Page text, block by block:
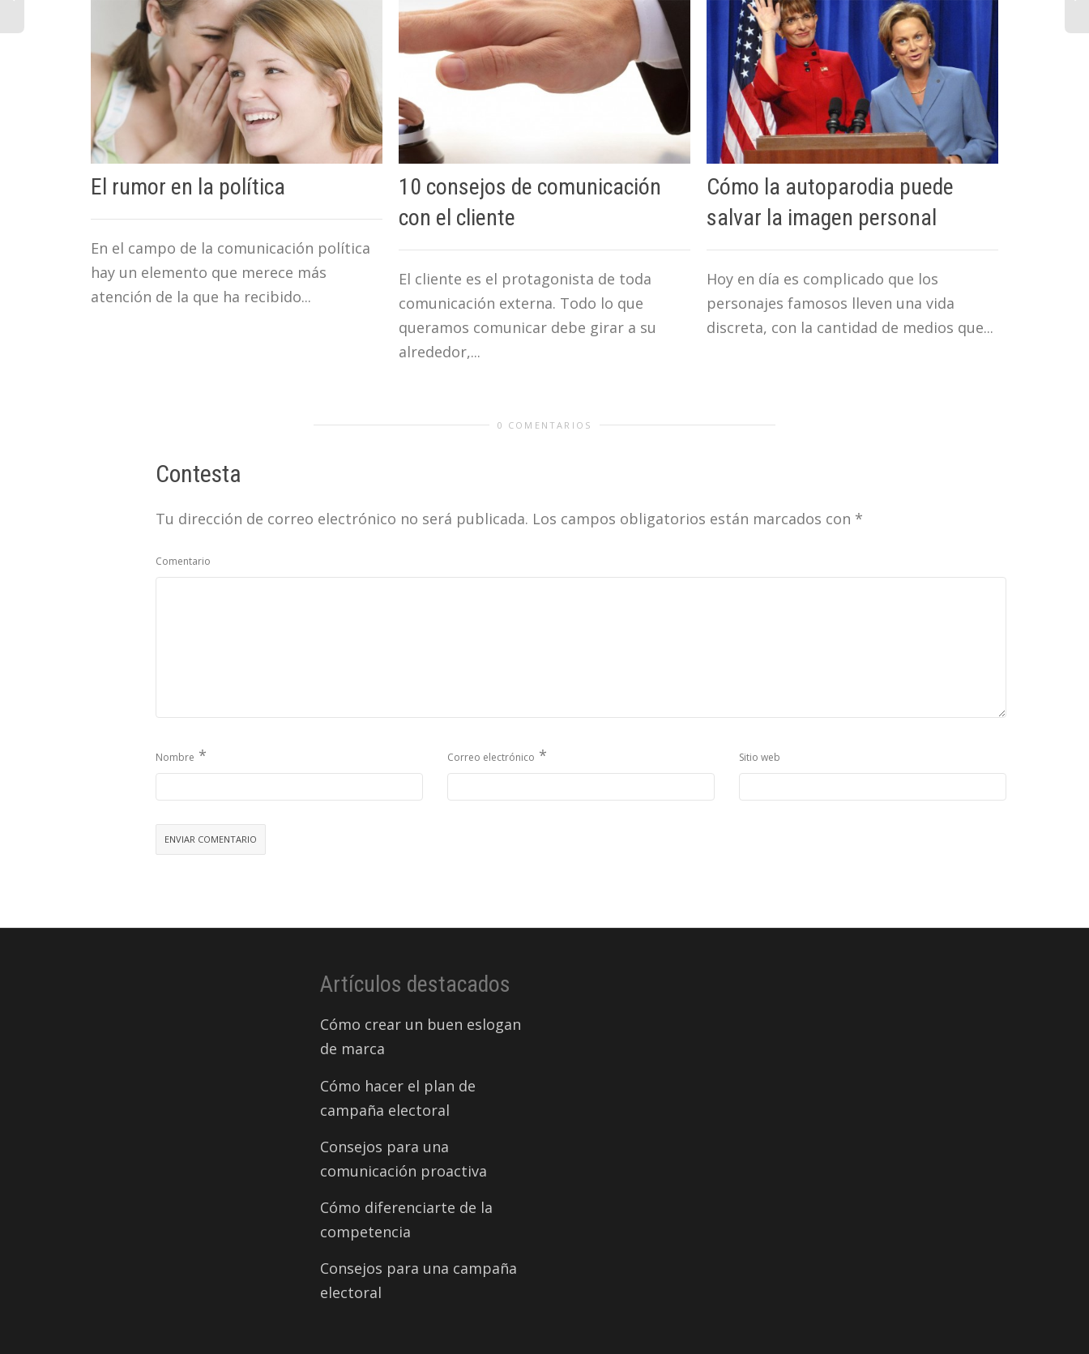
El rumor en la política
En el campo de la comunicación política
hay un elemento que merece más
atención de la que ha recibido...
10 consejos de comunicación
con el cliente
El cliente es el protagonista de toda
comunicación externa. Todo lo que
queramos comunicar debe girar a su
alrededor,...
Cómo la autoparodia puede
salvar la imagen personal
Hoy en día es complicado que los
personajes famosos lleven una vida
discreta, con la cantidad de medios que...
0 COMENTARIOS
Contesta
Tu dirección de correo electrónico no será publicada. Los campos obligatorios están marcados con *
Comentario
Nombre * Correo electrónico * Sitio web
Artículos destacados
Cómo crear un buen eslogan
de marca
Cómo hacer el plan de
campaña electoral
Consejos para una
comunicación proactiva
Cómo diferenciarte de la
competencia
Consejos para una campaña
electoral